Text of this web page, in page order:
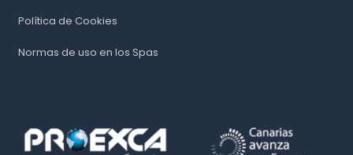
Política de Cookies
Normas de uso en los Spas